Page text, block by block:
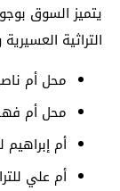
يتميز السوق
التراثية
محل أم
محل أم
أم إبراهيم
أم علي